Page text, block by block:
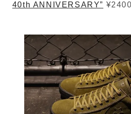
40th ANNIVERSARY”